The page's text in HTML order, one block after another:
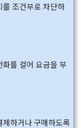
조건부로 차단하
를 걸어 요금을 부
하거나 구매하도록